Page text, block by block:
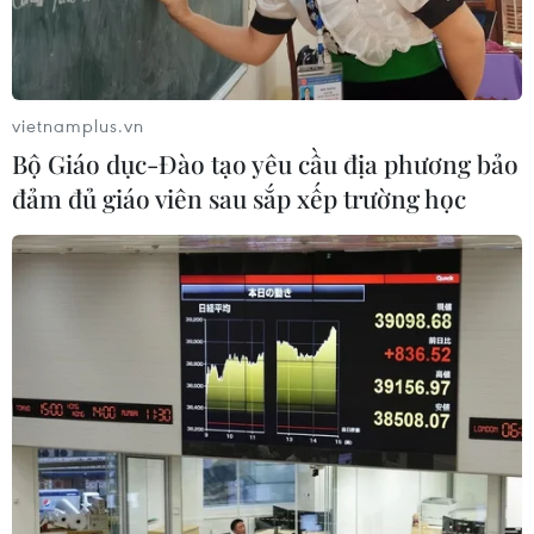
Nhân viên y tế tiêm vaccine phòng COVID-19 cho người dân
phường Hạ Đình, quận Thanh Xuân. (Ảnh: Minh Quyết/TTXVN)
Trong khi thành phố đang chỉ đạo xem xét,
đánh giá tổng thể để có thể nới lỏng một số hoạt
động dịch vụ thì người dân không được xem
đây là cơ sở để không thực hiện tốt Thông điệp
“5K.”
Tinh thần chỉ đạo chung của thành phố là tuyệt
đối không được chủ quan, lơ là; phải tiếp tục coi
phòng, chống dịch là nhiệm vụ ưu tiên hàng
đầu; bảo vệ sức khỏe và an toàn tính mạng của
người dân là trên hết, trước hết.
Chỉ còn ít thời gian nữa là đến thời hạn hoàn
thành mục tiêu tiêm vaccine theo chỉ đạo của
vietnamplus.vn
Bộ Giáo dục-Đào tạo yêu cầu địa phương bảo
đảm đủ giáo viên sau sắp xếp trường học